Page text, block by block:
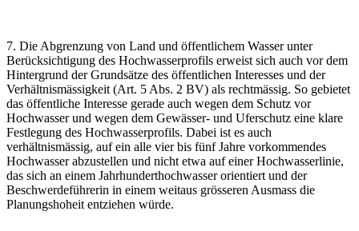
7. Die Abgrenzung von Land und öffentlichem Wasser unter
Berücksichtigung des Hochwasserprofils erweist sich auch vor dem
Hintergrund der Grundsätze des öffentlichen Interesses und der
Verhältnismässigkeit (Art. 5 Abs. 2 BV) als rechtmässig. So gebietet
das öffentliche Interesse gerade auch wegen dem Schutz vor
Hochwasser und wegen dem Gewässer- und Uferschutz eine klare
Festlegung des Hochwasserprofils. Dabei ist es auch
verhältnismässig, auf ein alle vier bis fünf Jahre vorkommendes
Hochwasser abzustellen und nicht etwa auf einer Hochwasserlinie,
das sich an einem Jahrhunderthochwasser orientiert und der
Beschwerdeführerin in einem weitaus grösseren Ausmass die
Planungshoheit entziehen würde.